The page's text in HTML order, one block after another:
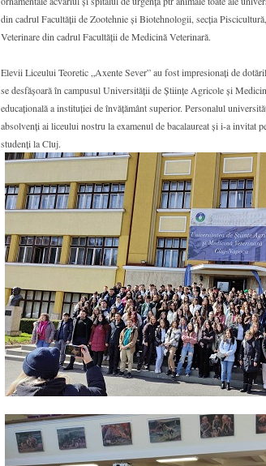
din cadrul Facultăţii de Zootehnie şi Biotehnologii, secţia
Veterinare din cadrul Facultății de Medicină Veterinară.
Elevii Liceului Teoretic „Axente Sever” au fost impresionați de
se desfășoară în campusul Universității de Științe Agricole și
educațională a instituției de învățământ superior. Personalul
absolvenți ai liceului nostru la examenul de bacalaureat și i-a invitat
studenți la Cluj.